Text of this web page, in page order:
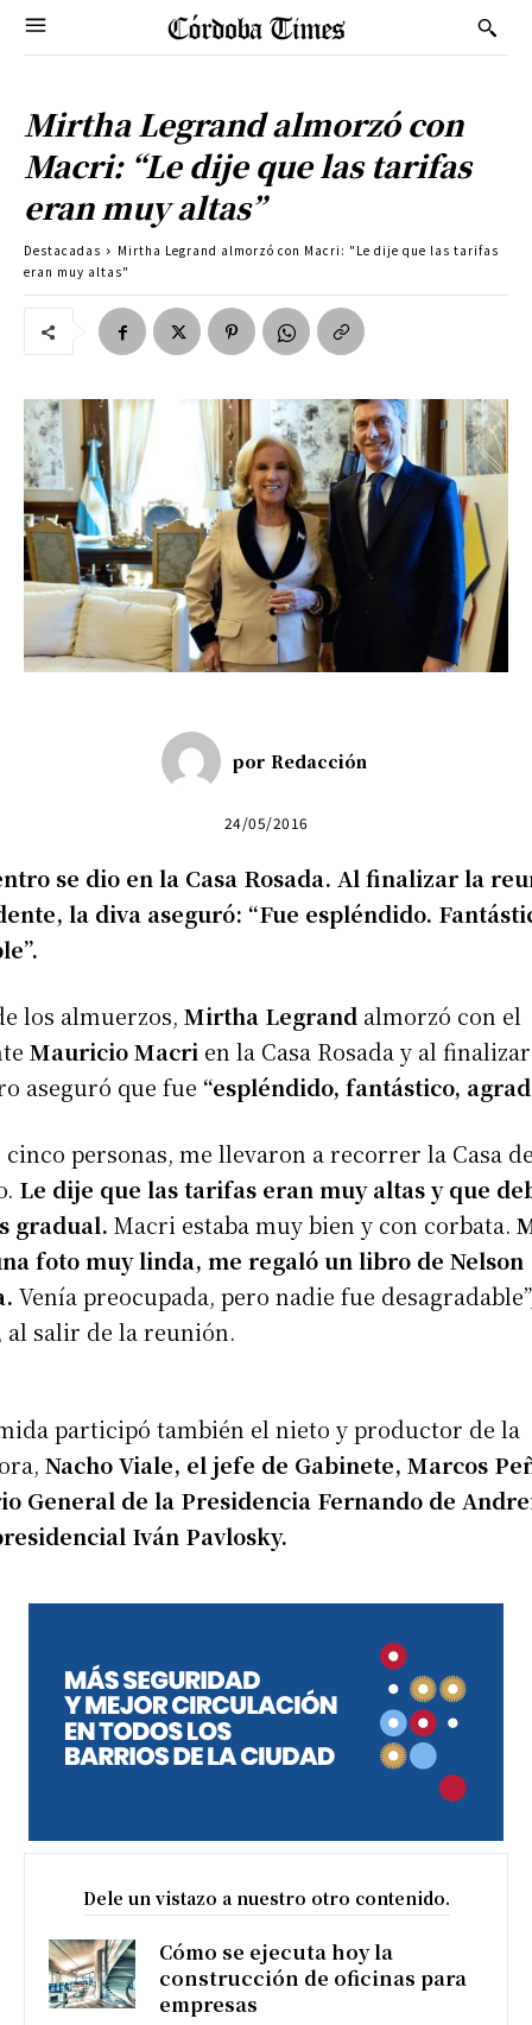
Mirtha Legrand almorzó con
Macri: “Le dije que las tarifas
eran muy altas”
Destacadas
Mirtha Legrand almorzó con Macri: "Le dije que las tarifas
eran muy altas"
por Redacción
24/05/2016
se dio en la Casa Rosada. Al finalizar la
la diva aseguró: “Fue espléndido.
los almuerzos, Mirtha Legrand almorzó con el
Mauricio Macri en la Casa Rosada y al
aseguró que fue “espléndido, fantástico,
cinco personas, me llevaron a recorrer la Casa
Le dije que las tarifas eran muy altas y que
gradual. Macri estaba muy bien y con corbata.
foto muy linda, me regaló un libro de Nelson
Venía preocupada, pero nadie fue
al salir de la reunión.
participó también el nieto y productor de la
Nacho Viale, el jefe de Gabinete, Marcos
General de la Presidencia Fernando de
Iván Pavlosky.
Dele un vistazo a nuestro otro contenido.
Cómo se ejecuta hoy la
construcción de oficinas para
empresas